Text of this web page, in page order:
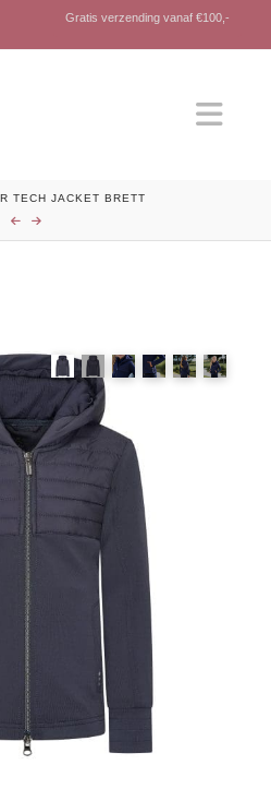
Gratis verzending vanaf €100,-
IR TECH JACKET BRETT